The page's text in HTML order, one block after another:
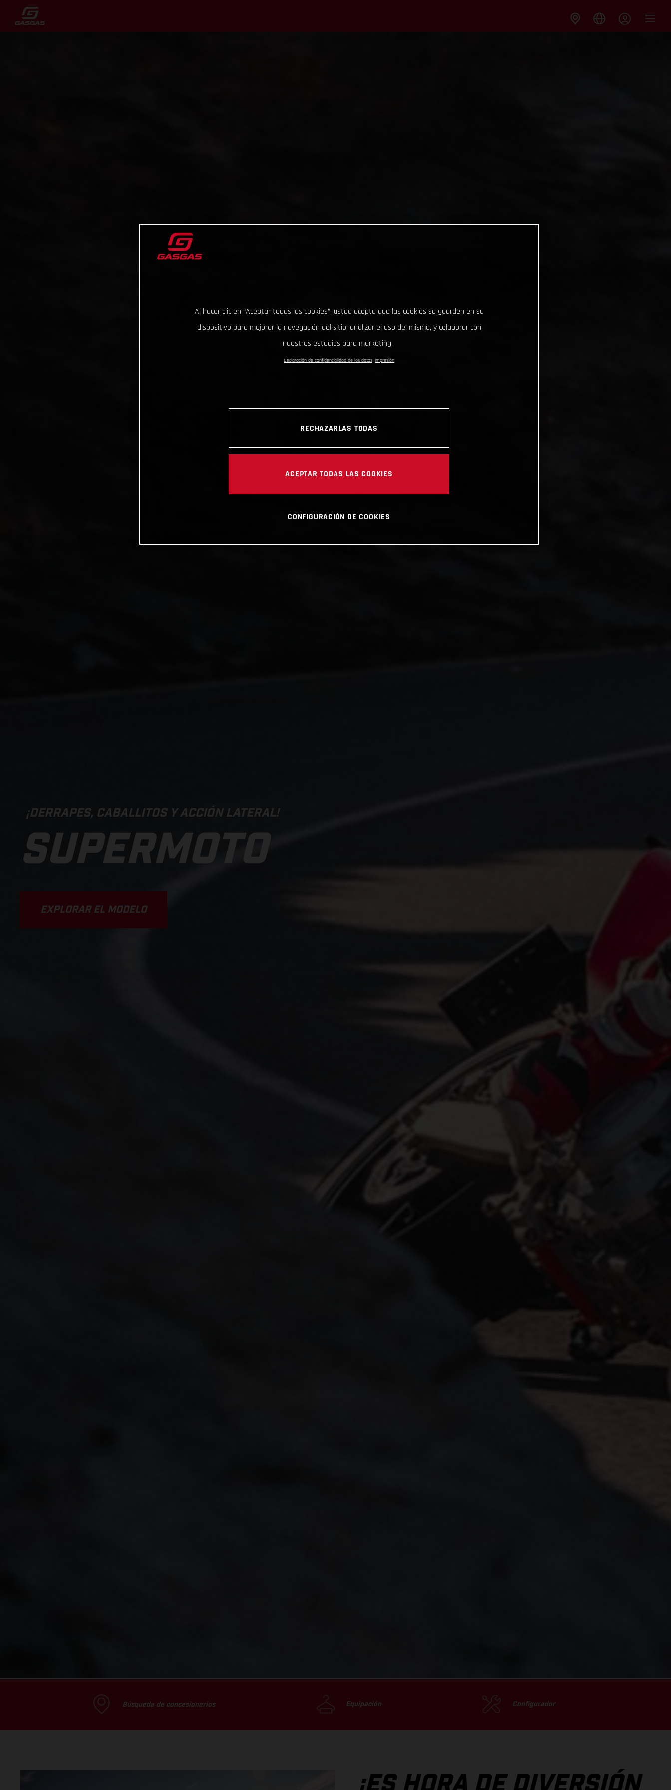
¡DERRAPES, CABALLITOS Y ACCIÓN LATERAL!
SUPERMOTO
EXPLORAR EL MODELO
Búsqueda de concesionarios Equipación Configurador
¡ES HORA DE DIVERSIÓN
Al hacer clic en “Aceptar todas las cookies”, usted acepta que las cookies se guarden en su
dispositivo para mejorar la navegación del sitio, analizar el uso del mismo, y colaborar con
nuestros estudios para marketing.
Declaración de confidencialidad de los datos Impresión
RECHAZARLAS TODAS
ACEPTAR TODAS LAS COOKIES
CONFIGURACIÓN DE COOKIES